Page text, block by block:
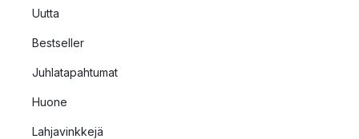
Uutta
Bestseller
Juhlatapahtumat
Huone
Lahjavinkkejä